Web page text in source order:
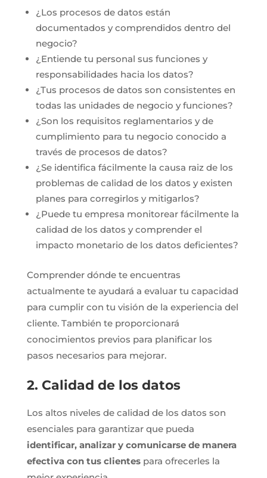
¿Los procesos de datos están
documentados y comprendidos dentro del
negocio?
¿Entiende tu personal sus funciones y
responsabilidades hacia los datos?
¿Tus procesos de datos son consistentes en
todas las unidades de negocio y funciones?
¿Son los requisitos reglamentarios y de
cumplimiento para tu negocio conocido a
través de procesos de datos?
¿Se identifica fácilmente la causa raiz de los
problemas de calidad de los datos y existen
planes para corregirlos y mitigarlos?
¿Puede tu empresa monitorear fácilmente la
calidad de los datos y comprender el
impacto monetario de los datos deficientes?
Comprender dónde te encuentras
actualmente te ayudará a evaluar tu capacidad
para cumplir con tu visión de la experiencia del
cliente. También te proporcionará
conocimientos previos para planificar los
pasos necesarios para mejorar.
2. Calidad de los datos
Los altos niveles de calidad de los datos son
esenciales para garantizar que pueda
identificar, analizar y comunicarse de manera
efectiva con tus clientes para ofrecerles la